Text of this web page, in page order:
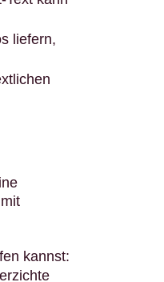
liefern,
kannst: